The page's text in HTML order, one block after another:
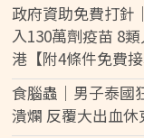
政府資助免費打針
入130萬劑疫苗 8
港【附4條件免費接
食腦蟲｜男子泰國
潰爛 反覆大出血休